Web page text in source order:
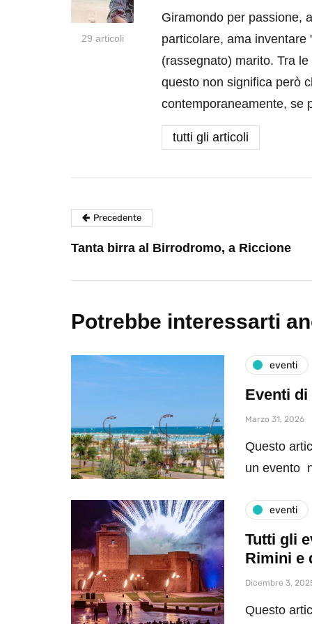
29 articoli
Giramondo per passione,
particolare, ama inventare
(rassegnato) marito. Tra
questo non significa però
contemporaneamente, se
tutti gli articoli
Precedente
Tanta birra al Birrodromo, a Riccione
Potrebbe interessarti
eventi
Eventi di
Marzo 31, 2026
Questo
un evento
eventi
Tutti gli
Rimini e
Dicembre 3,
Questo